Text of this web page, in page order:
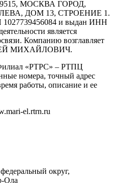
МОСКВА ГОРОД,
ДОМ 13, СТРОЕНИЕ 1.
и выдан ИНН
является
Компанию возглавляет
МИХАЙЛОВИЧ.
«РТРС» – РТПЦ
номера, точный адрес
работы, описание и ее
el.rtrn.ru
округ,
Ола